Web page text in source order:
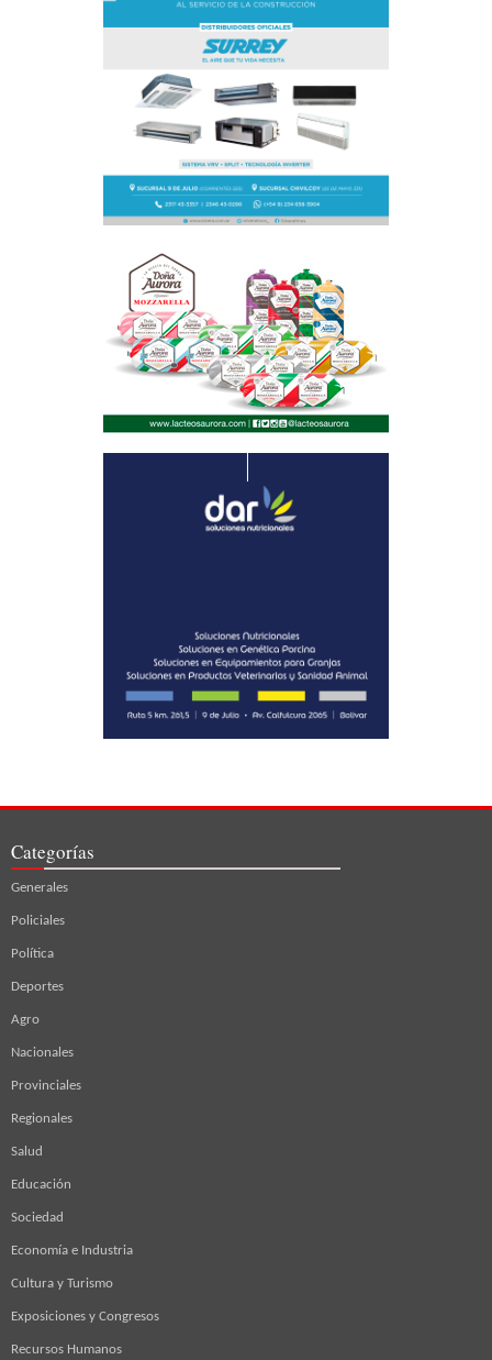
Categorías
Generales
Policiales
Política
Deportes
Agro
Nacionales
Provinciales
Regionales
Salud
Educación
Sociedad
Economía e Industria
Cultura y Turismo
Exposiciones y Congresos
Recursos Humanos